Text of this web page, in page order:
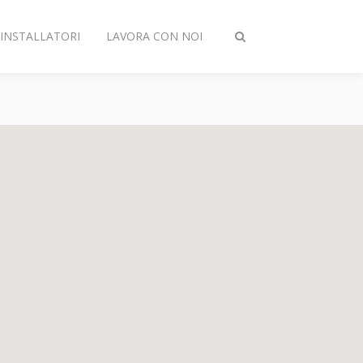
Attiva/disattiva
INSTALLATORI LAVORA CON NOI